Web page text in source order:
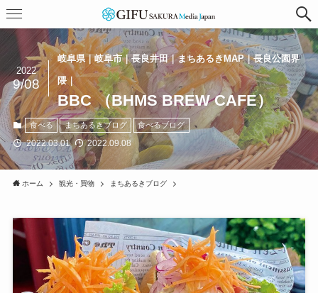
岐阜県｜岐阜市｜長良井田｜まちあるきMAP｜長良公園界
隈｜
BBC （BHMS BREW CAFE）
2022
9/08
食べる まちあるきブログ 食べるブログ
2022.03.01 2022.09.08
ホーム 観光・買物 まちあるきブログ